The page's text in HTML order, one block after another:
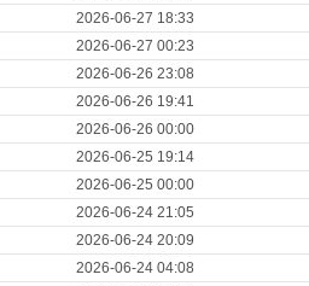
2026-06-27 18:33
2026-06-27 00:23
2026-06-26 23:08
2026-06-26 19:41
2026-06-26 00:00
2026-06-25 19:14
2026-06-25 00:00
2026-06-24 21:05
2026-06-24 20:09
2026-06-24 04:08